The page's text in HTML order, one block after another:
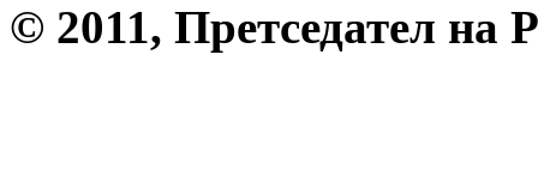
© 2011, Претседател на